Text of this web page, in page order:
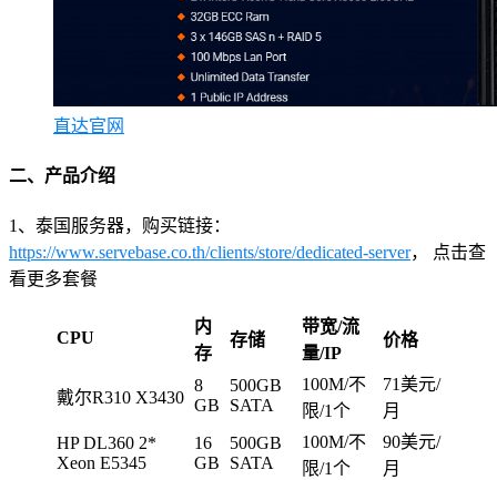
直达官网
二、产品介绍
1、泰国服务器，购买链接：
https://www.servebase.co.th/clients/store/dedicated-server， 点击查
看更多套餐
CPU
内
存
存储
带宽/流
量/IP
价格
戴尔R310 X3430
8
GB
500GB
SATA
100M/不
限/1个
71美元/
月
HP DL360 2*
Xeon E5345
16
GB
500GB
SATA
100M/不
限/1个
90美元/
月